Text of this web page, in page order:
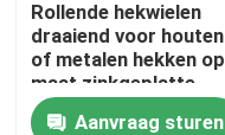
Thuis
Rollende hekwielen
draaiend voor houten
of metalen hekken op
maat zinkgeplatte
Aanvraag sturen